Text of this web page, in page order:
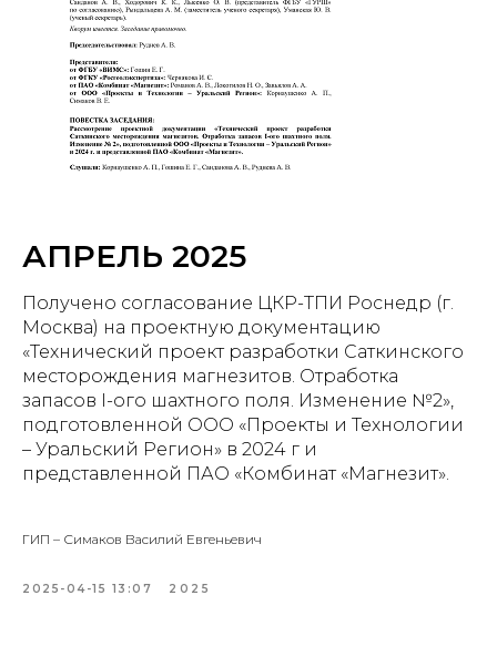
АПРЕЛЬ 2025
Получено согласование ЦКР-ТПИ Роснедр (г.
Москва) на проектную документацию
«Технический проект разработки Саткинского
месторождения магнезитов. Отработка
запасов I-ого шахтного поля. Изменение №2»,
подготовленной ООО «Проекты и Технологии
– Уральский Регион» в 2024 г и
представленной ПАО «Комбинат «Магнезит».
ГИП – Симаков Василий Евгеньевич
2025-04-15 13:07 2025